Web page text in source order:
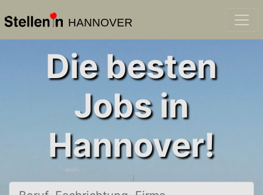
HANNOVER
Die besten
Jobs in
Hannover!
Beruf, Fachrichtung, Firma